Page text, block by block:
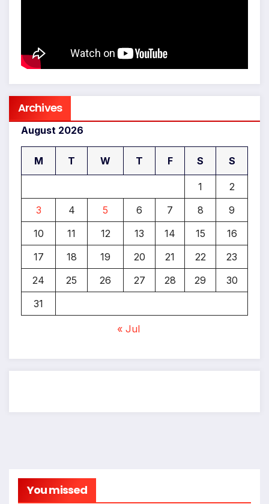
Archives
August 2026
M T W T F S S
1
2
3
4 5 6 7 8
9
10
11 12 13 14 15
16
17
18 19 20 21 22
23
24
25 26 27 28 29
30
31
« Jul
You missed